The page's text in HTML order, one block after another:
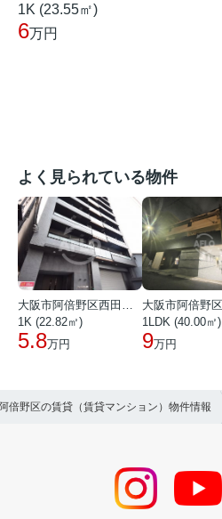
1K (23.55㎡)
6万円
よく見られている物件
大阪市阿倍野区西田辺町１丁目
1K (22.82㎡)
5.8万円
1LDK (40.00㎡)
9万円
倍野区の賃貸（賃貸マンション）物件情報